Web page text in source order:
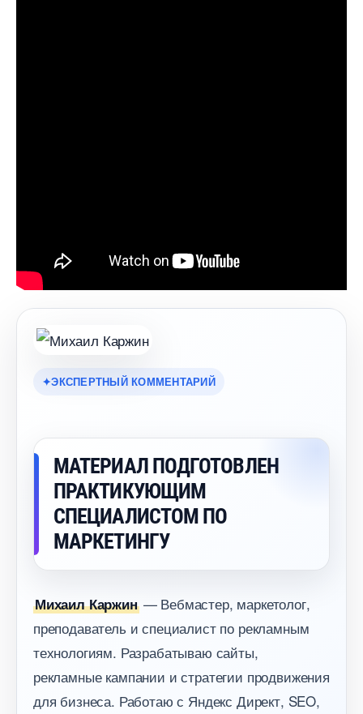
ЭКСПЕРТНЫЙ КОММЕНТАРИЙ
МАТЕРИАЛ ПОДГОТОВЛЕН
ПРАКТИКУЮЩИМ
СПЕЦИАЛИСТОМ ПО
МАРКЕТИНГУ
Михаил Каржин— Вебмастер, маркетолог,
преподаватель и специалист по рекламным
технологиям. Разрабатываю сайты,
рекламные кампании и стратегии продвижения
для бизнеса. Работаю с Яндекс Директ, SEO,